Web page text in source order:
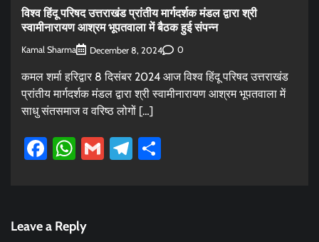
विश्व हिंदू परिषद उत्तराखंड प्रांतीय मार्गदर्शक मंडल द्वारा श्री
स्वामीनारायण आश्रम भूपतवाला में बैठक हुई संपन्न
Kamal Sharma December 8, 2024 0
कमल शर्मा हरिद्वार 8 दिसंबर 2024 आज विश्व हिंदू परिषद उत्तराखंड
प्रांतीय मार्गदर्शक मंडल द्वारा श्री स्वामीनारायण आश्रम भूपतवाला में
साधु संतसमाज व वरिष्ठ लोगों […]
Facebook
WhatsApp
GmailTelegram
Leave a Reply